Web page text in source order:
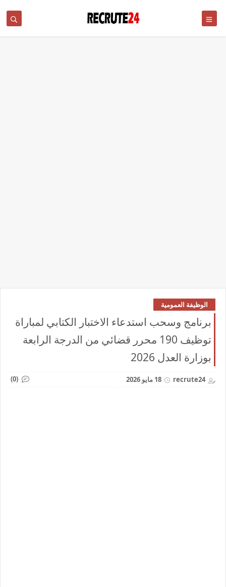
الوظيفة العمومية
برنامج وسحب استدعاء الاختبار الكتابي لمباراة
توظيف 190 محرر قضائي من الدرجة الرابعة
بوزارة العدل 2026
recrute24 18 مايو 2026 (0)